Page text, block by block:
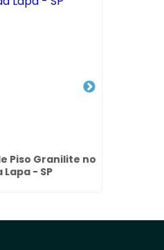
Piso Granilite no
Lapa - SP